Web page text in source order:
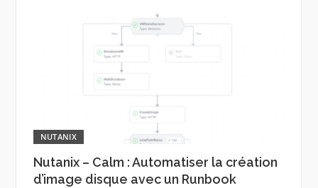
NUTANIX
Nutanix – Calm : Automatiser la création
d’image disque avec un Runbook